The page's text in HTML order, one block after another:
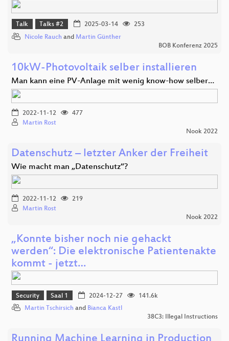
Talk Talks #2 2025-03-14
253
Nicole Rauch and Martin Günther
BOB Konferenz 2025
10kW-Photovoltaik selber installieren
Man kann eine PV-Anlage mit wenig know-how selber…
2022-11-12
477
Martin Rost
Nook 2022
Datenschutz – letzter Anker der Freiheit
Wie macht man „Datenschutz“?
2022-11-12
219
Martin Rost
Nook 2022
„Konnte bisher noch nie gehackt
werden“: Die elektronische Patientenakte
kommt - jetzt…
Security Saal 1 2024-12-27
141.6k
Martin Tschirsich and Bianca Kastl
38C3: Illegal Instructions